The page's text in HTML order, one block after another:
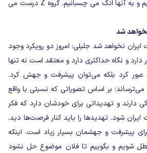
چون پرونده درست می‌کنیم و به آنها انگ می چسبانیم. گروه Z درست می
شد
نخواهد شد جلیلی: امروز دو رویکرد وجود
دارد و نگاه حداکثری دارد و معتقد است نه تنها
عبور کرد بلکه می‌توان پیشرفت و جهش کرد.
بر اساس تصوراتی که نسبتی با واقع
دارند و تهدیداتی برای خودشان دارد که فکر
شود. تهدیدها را باید کنار فرصت‌ها دید.
پیشرفت و جهشمان بسیار زیاد است. اینکه
شویم و بگوییم تا فلان موضوع حل نشود